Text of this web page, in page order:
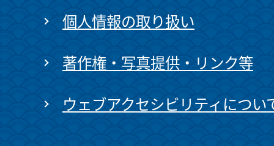
個人情報の取り扱い
著作権・写真提供・リンク等
ウェブアクセシビリティについ